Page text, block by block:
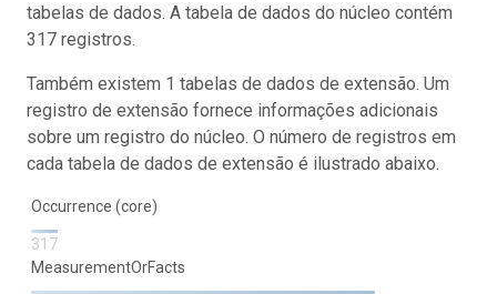
tabelas de dados. A tabela de dados do núcleo contém
317 registros.
Também existem 1 tabelas de dados de extensão. Um
registro de extensão fornece informações adicionais
sobre um registro do núcleo. O número de registros em
cada tabela de dados de extensão é ilustrado abaixo.
Occurrence (core)
317
MeasurementOrFacts